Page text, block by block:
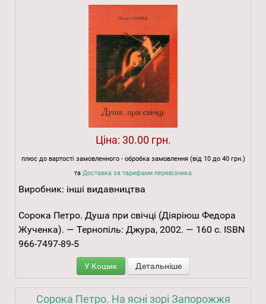
Ціна: 30.00 грн.
плюс до вартості замовленного - обробка замовлення (від 10 до 40 грн.)
та Доставка за тарифами перевізника
Виробник: інші видавництва
Сорока Петро. Душа при свічці (Діяріюш Федора
Жученка). — Тернопіль: Джура, 2002. — 160 с. ISBN
966-7497-89-5
У Кошик Детальніше
Сорока Петро. На ясні зорі Запорожжя